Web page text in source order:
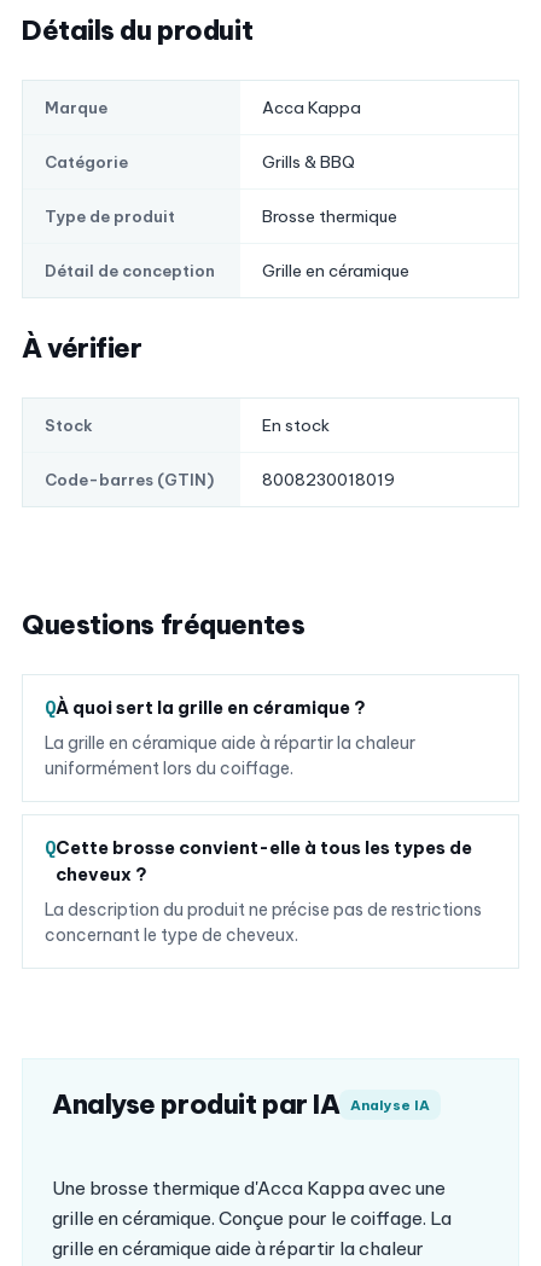
Détails du produit
Marque Acca Kappa
Catégorie Grills & BBQ
Type de produit Brosse thermique
Détail de conception Grille en céramique
À vérifier
Stock En stock
Code-barres (GTIN) 8008230018019
Questions fréquentes
À quoi sert la grille en céramique ?
La grille en céramique aide à répartir la chaleur
uniformément lors du coiffage.
Cette brosse convient-elle à tous les types de
cheveux ?
La description du produit ne précise pas de restrictions
concernant le type de cheveux.
Analyse produit par IA Analyse IA
Une brosse thermique d'Acca Kappa avec une
grille en céramique. Conçue pour le coiffage. La
grille en céramique aide à répartir la chaleur